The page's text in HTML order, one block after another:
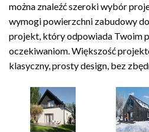
można znaleźć szeroki wybór
wymogi powierzchni zabudowy
projekt, który odpowiada Twoim
oczekiwaniom. Większość
klasyczny, prosty design, bez